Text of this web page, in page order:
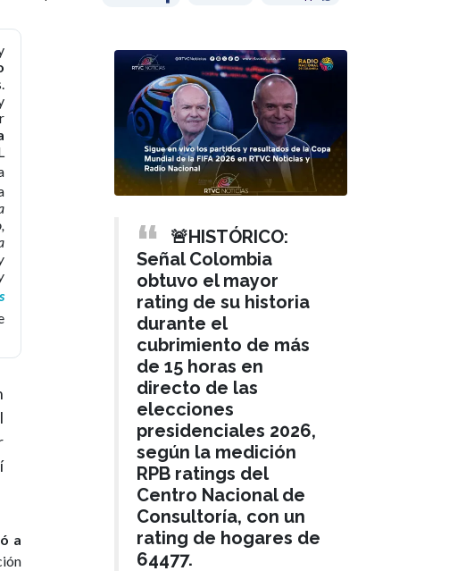
a
🚨HISTÓRICO:
Señal Colombia
obtuvo el mayor
rating de su historia
durante el
cubrimiento de más
de 15 horas en
directo de las
elecciones
presidenciales 2026,
según la medición
RPB ratings del
Centro Nacional de
Consultoría, con un
rating de hogares de
64477.